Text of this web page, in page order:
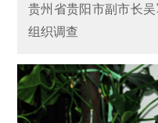
贵州省贵阳市副市长
组织调查